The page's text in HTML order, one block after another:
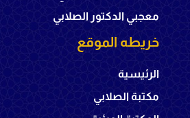
معجبي الدكتور الصلابي
خريطه الموقع
الرئيسية
مكتبة الصلابي